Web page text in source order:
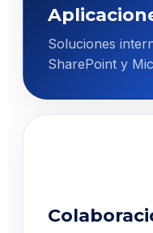
Soluciones
SharePoint y